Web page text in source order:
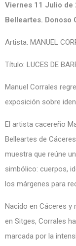
Viernes 11 Julio de
Belleartes. Donoso
Artista: MANUEL
Título: LUCES DE
Manuel Corrales
exposición sobre
El artista cacereño
Belleartes de
muestra que reúne
simbólico: cuerpos,
los márgenes para
Nacido en Cáceres y
en Sitges, Corrales
marcada por la